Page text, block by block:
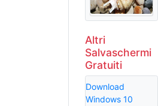
Altri
Salvaschermi
Gratuiti
Download
Windows 10